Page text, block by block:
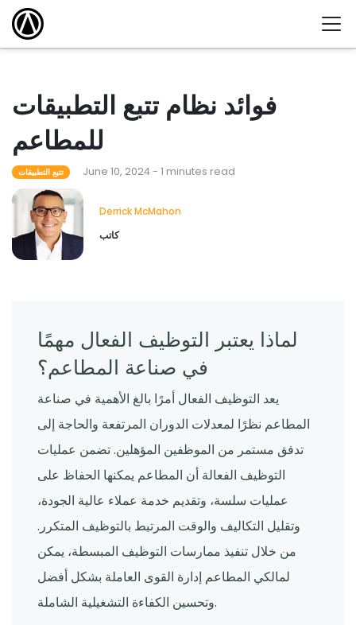
فوائد نظام تتبع التطبيقات
للمطاعم
تتبع التطبيقات June 10, 2024 - 1 minutes read
Derrick McMahon
كاتب
لماذا يعتبر التوظيف الفعال مهمًا
في صناعة المطاعم؟
يعد التوظيف الفعال أمرًا بالغ الأهمية في صناعة
المطاعم نظرًا لمعدلات الدوران المرتفعة والحاجة إلى
تدفق مستمر من الموظفين المؤهلين. تضمن عمليات
التوظيف الفعالة أن المطاعم يمكنها الحفاظ على
عمليات سلسة، وتقديم خدمة عملاء عالية الجودة،
وتقليل التكاليف والوقت المرتبط بالتوظيف المتكرر.
من خلال تنفيذ ممارسات التوظيف المبسطة، يمكن
لمالكي المطاعم إدارة القوى العاملة بشكل أفضل
وتحسين الكفاءة التشغيلية الشاملة.